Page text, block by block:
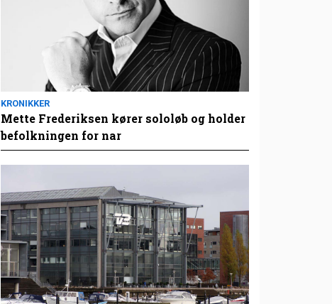
KRONIKKER
Mette Frederiksen kører sololøb og holder
befolkningen for nar